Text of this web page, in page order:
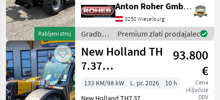
Rabljeni stroj
Zusätzliche
Hydraulikfunktion * LED
Arbeitsscheinwerfer *
Kabine mit Klimaanlage
Anton Roher GmbH (ACA Center Roher)
3250 Wieselburg
Gradbeni
stroji /
Manitou
Premium zlati prodajalec
New Holland TH
7.37
Teleskoplader
93.800
€
Cena
vključuje
DDV
133 KM/98 kW L. pr. 2026
10 h
New Holland TH7.37